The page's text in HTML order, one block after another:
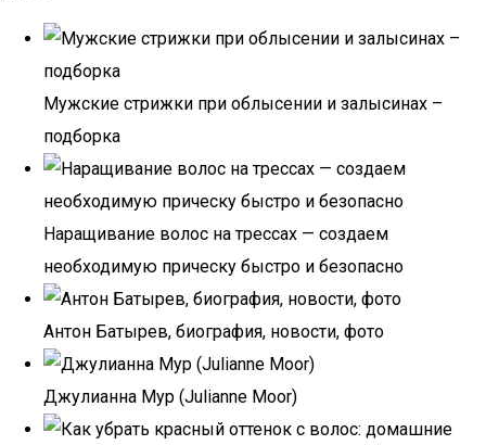
Мужские стрижки при облысении и залысинах –
подборка
Наращивание волос на трессах — создаем
необходимую прическу быстро и безопасно
Антон Батырев, биография, новости, фото
Джулианна Мур (Julianne Moor)